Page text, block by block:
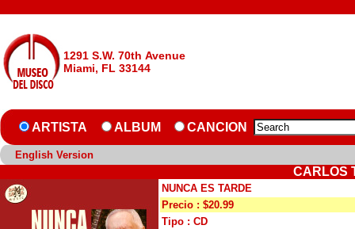
1291 S.W. 70th Avenue
Miami, FL 33144
ARTISTA ALBUM CANCION
English Version
CARLOS
NUNCA ES TARDE
Precio : $20.99
Tipo : CD